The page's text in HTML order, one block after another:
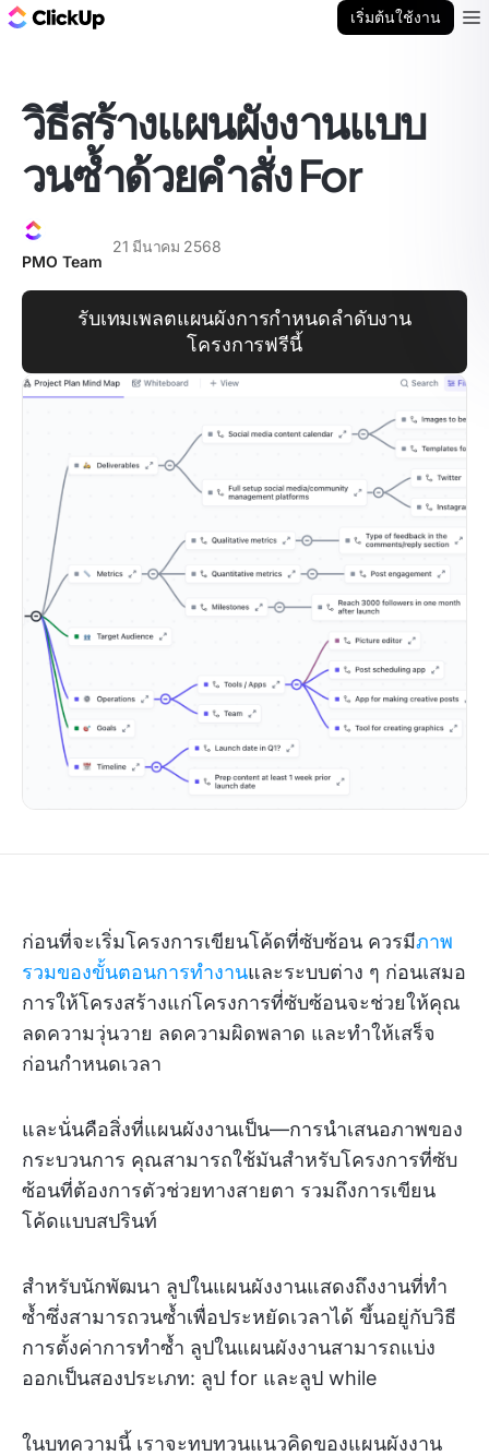
เริ่มต้นใช้งาน
วิธีสร้างแผนผังงานแบบ
วนซ้ำด้วยคำสั่ง For
PMO Team
21 มีนาคม 2568
รับเทมเพลตแผนผังการกำหนดลำดับงาน
โครงการฟรีนี้
ก่อนที่จะเริ่มโครงการเขียนโค้ดที่ซับซ้อน ควรมีภาพ
รวมของขั้นตอนการทำงานและระบบต่าง ๆ ก่อนเสมอ
การให้โครงสร้างแก่โครงการที่ซับซ้อนจะช่วยให้คุณ
ลดความวุ่นวาย ลดความผิดพลาด และทำให้เสร็จ
ก่อนกำหนดเวลา
และนั่นคือสิ่งที่แผนผังงานเป็น—การนำเสนอภาพของ
กระบวนการ คุณสามารถใช้มันสำหรับโครงการที่ซับ
ซ้อนที่ต้องการตัวช่วยทางสายตา รวมถึงการเขียน
โค้ดแบบสปรินท์
สำหรับนักพัฒนา ลูปในแผนผังงานแสดงถึงงานที่ทำ
ซ้ำซึ่งสามารถวนซ้ำเพื่อประหยัดเวลาได้ ขึ้นอยู่กับวิธี
การตั้งค่าการทำซ้ำ ลูปในแผนผังงานสามารถแบ่ง
ออกเป็นสองประเภท: ลูป for และลูป while
ในบทความนี้ เราจะทบทวนแนวคิดของแผนผังงาน